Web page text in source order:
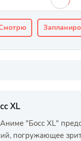
XL
"Босс XL"
погружающее